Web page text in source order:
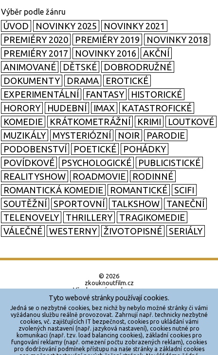
ÚVOD NOVINKY 2025
NOVINKY 2021
PREMIÉRY 2020
PREMIÉRY 2019
NOVINKY 2018
PREMIÉRY 2017
NOVINKY 2016
AKČNÍ
ANIMOVANÉ
DĚTSKÉ
DOBRODRUŽNÉ
DOKUMENTY
DRAMA
EROTICKÉ
EXPERIMENTÁLNÍ
FANTASY
HISTORICKÉ
HORORY
HUDEBNÍ IMAX
KATASTROFICKÉ
KOMEDIE
KRÁTKOMETRÁŽNÍ KRIMI
LOUTKOVÉ
MUZIKÁLY
MYSTERIÓZNÍ NOIR
PARODIE
PODOBENSTVÍ
POETICKÉ
POHÁDKY
POVÍDKOVÉ
PSYCHOLOGICKÉ
PUBLICISTICKÉ
REALITYSHOW
ROADMOVIE
RODINNÉ
ROMANTICKÁ KOMEDIE
ROMANTICKÉ
SCIFI
SOUTĚŽNÍ
SPORTOVNÍ TALKSHOW
TANEČNÍ
TELENOVELY
THRILLERY
TRAGIKOMEDIE
VÁLEČNÉ
WESTERNY ŽIVOTOPISNÉ SERIÁLY
© 2026
zkouknoutfilm.cz
Všechna práva vyhrazena.
Powered by
Reklama
Sítě
Tyto webové stránky používají cookies.
Jedná se o nezbytné cookies, bez nichž by nebylo možné stránky či vámi
vyžádanou službu reálně provozovat. Zahrnují např. technicky nezbytné
cookies, vč. zajišťujících IT bezpečnost, cookies pro ukládání vámi
zvolených nastavení (např. jazyková nastavení), cookies nutné pro
komunikaci (např. tzv. load balancing cookies), základní cookies pro
fungování reklamy (např. omezení počtu zobrazených reklam), cookies
pro dodržování podmínek přístupu na naše stránky a základní cookies